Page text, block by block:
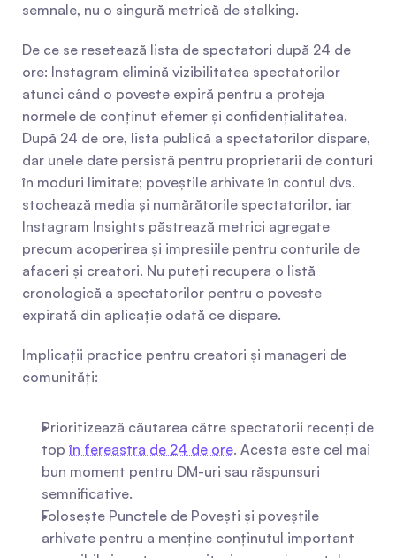
semnale, nu o singură metrică de stalking.
De ce se resetează lista de spectatori după 24 de
ore: Instagram elimină vizibilitatea spectatorilor
atunci când o poveste expiră pentru a proteja
normele de conținut efemer și confidențialitatea.
După 24 de ore, lista publică a spectatorilor dispare,
dar unele date persistă pentru proprietarii de conturi
în moduri limitate; poveștile arhivate în contul dvs.
stochează media și numărătorile spectatorilor, iar
Instagram Insights păstrează metrici agregate
precum acoperirea și impresiile pentru conturile de
afaceri și creatori. Nu puteți recupera o listă
cronologică a spectatorilor pentru o poveste
expirată din aplicație odată ce dispare.
Implicații practice pentru creatori și manageri de
comunități:
Prioritizează căutarea către spectatorii recenți de
top în fereastra de 24 de ore. Acesta este cel mai
bun moment pentru DM-uri sau răspunsuri
semnificative.
Folosește Punctele de Povești și poveștile
arhivate pentru a menține conținutul important